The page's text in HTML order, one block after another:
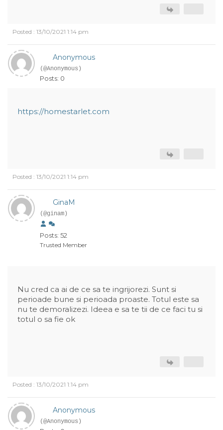
Posted : 13/10/2021 1:14 pm
Anonymous
(@Anonymous)
Posts: 0
https://homestarlet.com
Posted : 13/10/2021 1:14 pm
GinaM
(@ginam)
Posts: 52
Trusted Member
Nu cred ca ai de ce sa te ingrijorezi. Sunt si
perioade bune si perioada proaste. Totul este sa
nu te demoralizezi. Ideea e sa te tii de ce faci tu si
totul o sa fie ok
Posted : 13/10/2021 1:14 pm
Anonymous
(@Anonymous)